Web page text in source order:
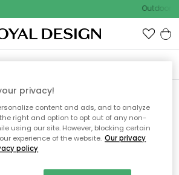
Outdoor
Seite wurde nicht
gefunden.
privacy!
content and ads, and to analyze
right and option to opt out of any non-
using our site. However, blocking certain
experience of the website. Our privacy
policy